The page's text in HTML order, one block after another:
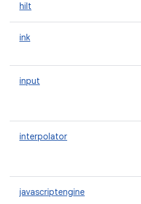
hilt
ink
input
interpolator
javascriptengine